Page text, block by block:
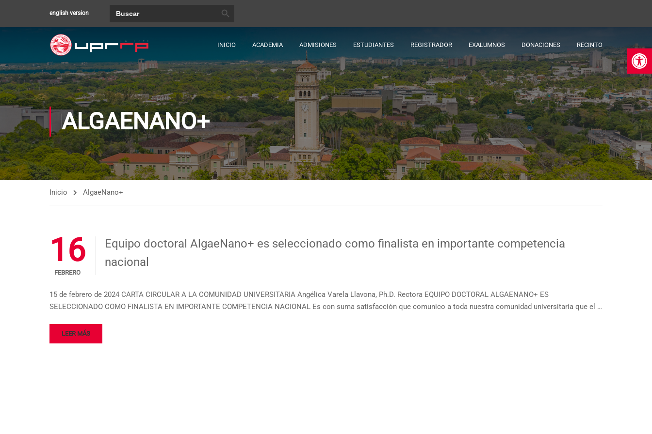
english version
INICIO ACADEMIA ADMISIONES ESTUDIANTES REGISTRADOR EXALUMNOS DONACIONES RECINTO
ALGAENANO+
Inicio AlgaeNano+
16
FEBRERO
Equipo doctoral AlgaeNano+ es seleccionado como finalista en importante competencia
nacional
15 de febrero de 2024 CARTA CIRCULAR A LA COMUNIDAD UNIVERSITARIA Angélica Varela Llavona, Ph.D. Rectora EQUIPO DOCTORAL ALGAENANO+ ES
SELECCIONADO COMO FINALISTA EN IMPORTANTE COMPETENCIA NACIONAL Es con suma satisfacción que comunico a toda nuestra comunidad universitaria que el …
LEER MÁS